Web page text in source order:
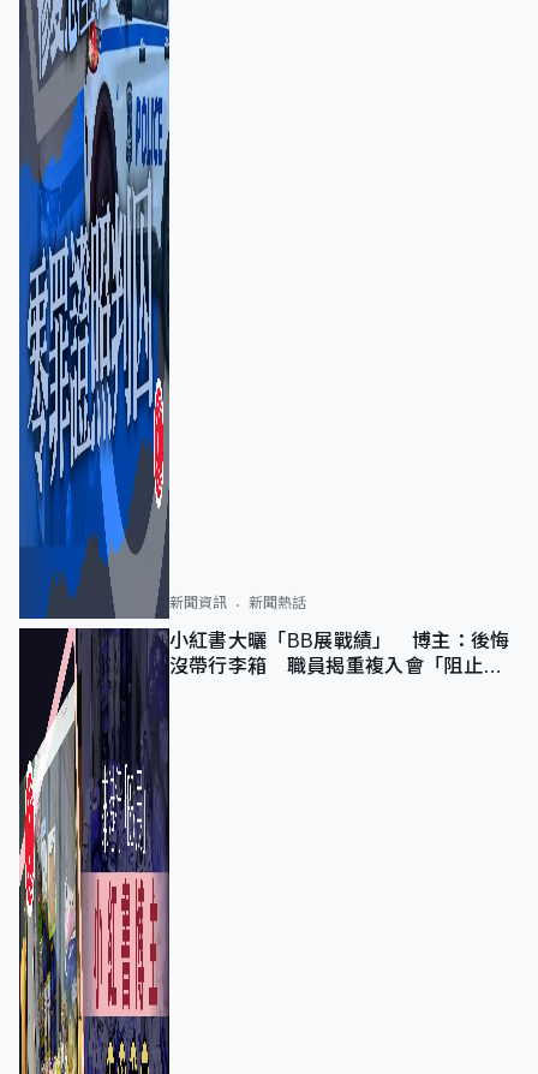
新聞資訊 新聞熱話
小紅書大曬「BB展戰績」 博主：後悔
沒帶行李箱 職員揭重複入會「阻止唔